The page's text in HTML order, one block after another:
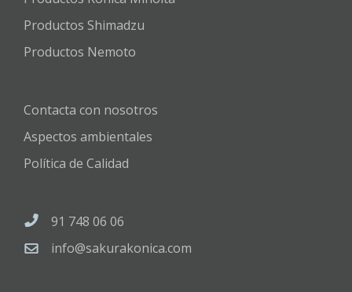
Productos Shimadzu
Productos Nemoto
Contacta con nosotros
Aspectos ambientales
Política de Calidad
91 748 06 06
info@sakurakonica.com